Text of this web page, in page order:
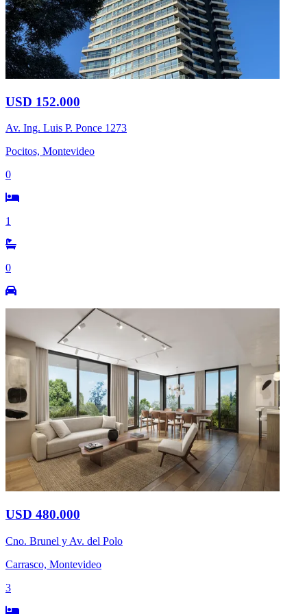
USD 152.000
Av. Ing. Luis P. Ponce 1273
Pocitos, Montevideo
0
1
0
USD 480.000
Cno. Brunel y Av. del Polo
Carrasco, Montevideo
3